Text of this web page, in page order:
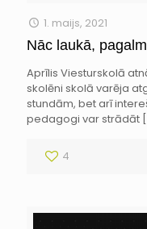
1. maijs, 2021
Nāc laukā,
Aprīlis Viesturskolā
skolēni skolā varēja
stundām, bet arī
pedagogi var strādāt
4